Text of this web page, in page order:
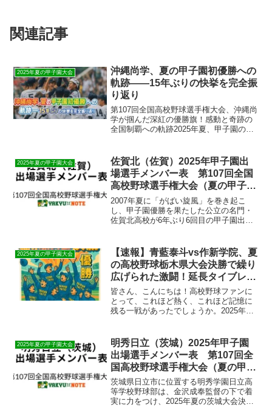
関連記事
2025年夏の甲子園大会
沖縄尚学、夏の甲子園初優勝への
軌跡――15年ぶりの快挙を完全振
り返り
第107回全国高校野球選手権大会、沖縄尚
学が掴んだ深紅の優勝旗！感動と奇跡の
全国制覇への軌跡2025年夏、甲子園の歴
学高校が並み居る強豪を打ち破り、見事
全国の頂点に...
2025年夏の甲子園大会
佐賀北（佐賀）2025年甲子園出
場選手メンバー表 第107回全国
高校野球選手権大会（夏の甲子
園）
2007年夏に「がばい旋風」を巻き起こ
し、甲子園優勝を果たした公立の名門・
佐賀北高校が6年ぶり6回目の甲子園出場
る指導者で、「全員野球」を軸にした堅
実な野球で県大会...
2025年夏の甲子園大会
【速報】青藍泰斗vs作新学院、夏
の高校野球栃木県大会決勝で繰り
広げられた激闘！延長タイブレー
クを制し、栄冠を掴んだのは青藍
泰斗！
皆さん、こんにちは！高校野球ファンに
とって、これほど熱く、これほど記憶に
残る一戦があったでしょうか。2025年夏
斗高校と作新学院高校の一戦は、まさに
「激闘」という言葉が...
2025年夏の甲子園大会
明秀日立（茨城）2025年甲子園
出場選手メンバー表 第107回全
国高校野球選手権大会（夏の甲子
園）
茨城県日立市に位置する明秀学園日立高
等学校野球部は、金沢成奉監督の下で着
実に力をつけ、2025年夏の茨城大会決勝